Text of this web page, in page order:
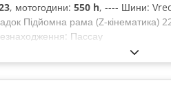
, мотогодини: 550 h, ---- Шини:
Підйомна рама (Z-
Пассау